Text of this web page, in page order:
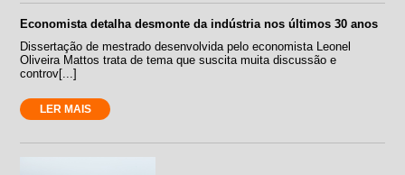
Economista detalha desmonte da indústria nos últimos 30 anos
Dissertação de mestrado desenvolvida pelo economista Leonel
Oliveira Mattos trata de tema que suscita muita discussão e
controv[...]
LER MAIS